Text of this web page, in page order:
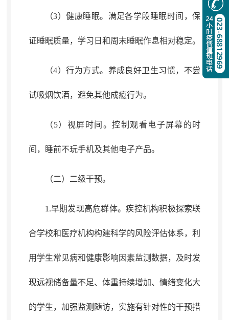
（3）健康睡眠。 满足各学段睡眠时间 ，保
证睡眠质量，学习日和周末睡眠作息相对稳定。
（4）行为方式。 养成良好卫生习惯， 不尝
试吸烟饮酒，避免其他成瘾行为。
（5） 视屏 时间 。控制观看电子屏幕的时
间 ， 睡前不玩手机及其他电子产品。
（二）二级干预。
1.早期发现高危群体。疾控机构积极探索联
合学校和医疗机构构建科学的风险评估体系，利
用学生常见病和健康影响因素监测数据，及时发
现远视储备量不足、体重持续增加、情绪变化大
的学生， 加强监测随访，实施有针对性的干预措